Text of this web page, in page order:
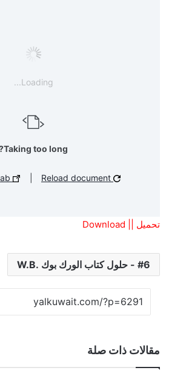
Loading...
Taking too long?
تحميل || Download
6 - حلول كتاب الورك بوك .W.B
مقالات ذات صلة